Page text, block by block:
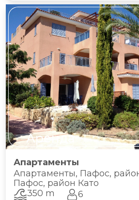
Аренда
Апартаменты
Апартаменты, Пафос, район
Пафос, район Като
350 m
6